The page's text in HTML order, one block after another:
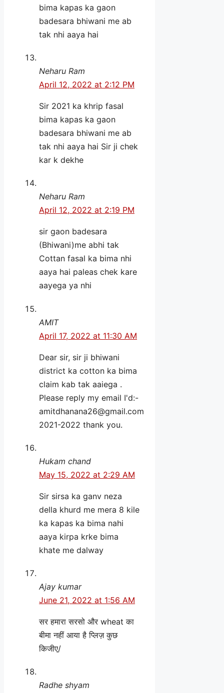
bima kapas ka gaon
badesara bhiwani me ab
tak nhi aaya hai
Neharu Ram
April 12, 2022 at 2:12 PM
Sir 2021 ka khrip fasal
bima kapas ka gaon
badesara bhiwani me ab
tak nhi aaya hai Sir ji chek
kar k dekhe
Neharu Ram
April 12, 2022 at 2:19 PM
sir gaon badesara
(Bhiwani)me abhi tak
Cottan fasal ka bima nhi
aaya hai paleas chek kare
aayega ya nhi
AMIT
April 17, 2022 at 11:30 AM
Dear sir, sir ji bhiwani
district ka cotton ka bima
claim kab tak aaiega .
Please reply my email I'd:-
amitdhanana26@gmail.com
2021-2022 thank you.
Hukam chand
May 15, 2022 at 2:29 AM
Sir sirsa ka ganv neza
della khurd me mera 8 kile
ka kapas ka bima nahi
aaya kirpa krke bima
khate me dalway
Ajay kumar
June 21, 2022 at 1:56 AM
सर हमारा सरसो और wheat का
बीमा नहीं आया है प्लिज़ कुछ
किजीए/
Radhe shyam